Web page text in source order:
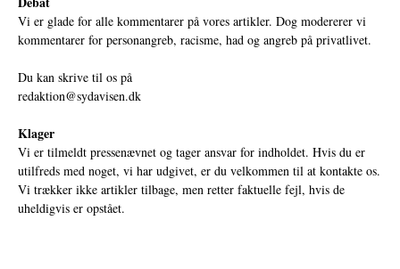
Vi er glade for alle kommentarer på vores artikler. Dog modererer vi
kommentarer for personangreb, racisme, had og angreb på privatlivet.
Du kan skrive til os på
redaktion@sydavisen.dk
Klager
Vi er tilmeldt pressenævnet og tager ansvar for indholdet. Hvis du er
utilfreds med noget, vi har udgivet, er du velkommen til at kontakte os.
Vi trækker ikke artikler tilbage, men retter faktuelle fejl, hvis de
uheldigvis er opstået.